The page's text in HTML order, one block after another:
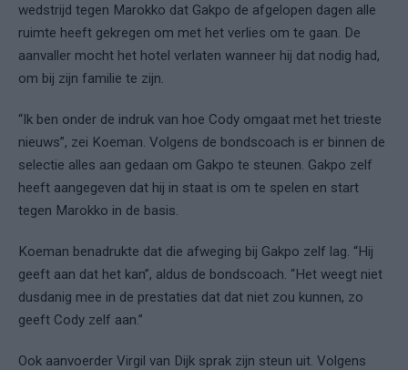
wedstrijd tegen Marokko dat Gakpo de afgelopen dagen alle
ruimte heeft gekregen om met het verlies om te gaan. De
aanvaller mocht het hotel verlaten wanneer hij dat nodig had,
om bij zijn familie te zijn.
“Ik ben onder de indruk van hoe Cody omgaat met het trieste
nieuws”, zei Koeman. Volgens de bondscoach is er binnen de
selectie alles aan gedaan om Gakpo te steunen. Gakpo zelf
heeft aangegeven dat hij in staat is om te spelen en start
tegen Marokko in de basis.
Koeman benadrukte dat die afweging bij Gakpo zelf lag. “Hij
geeft aan dat het kan”, aldus de bondscoach. “Het weegt niet
dusdanig mee in de prestaties dat dat niet zou kunnen, zo
geeft Cody zelf aan.”
Ook aanvoerder Virgil van Dijk sprak zijn steun uit. Volgens